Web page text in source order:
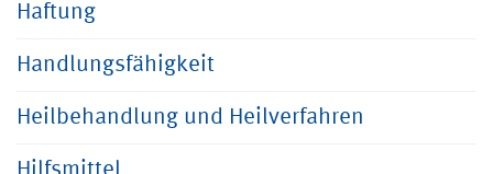
Haftung
Handlungsfähigkeit
Heilbehandlung und Heilverfahren